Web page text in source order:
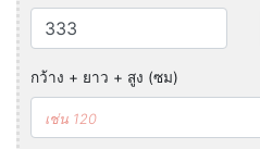
กว้าง + ยาว + สูง (ซม)